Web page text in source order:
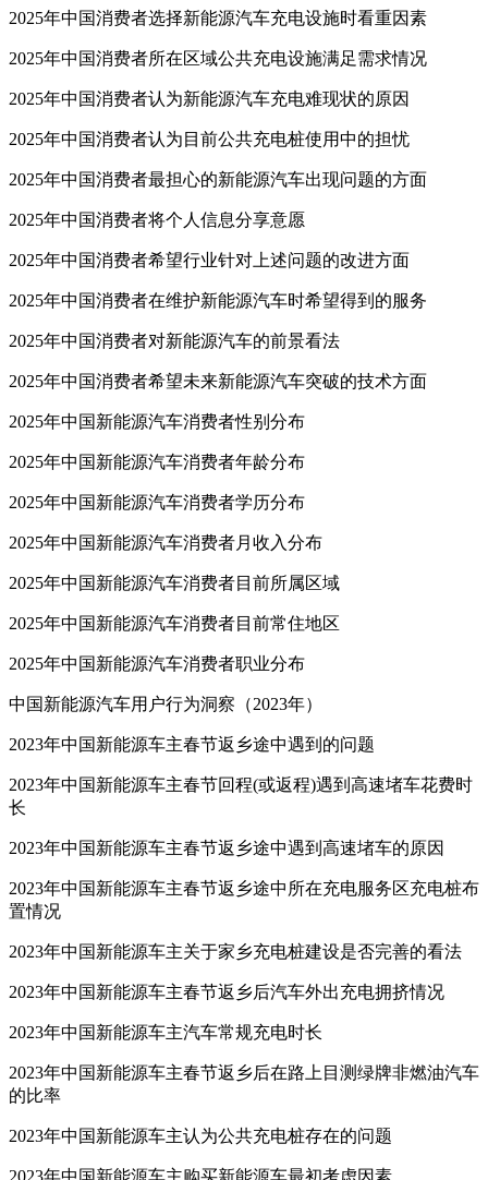
2025年中国消费者选择新能源汽车充电设施时看重因素
2025年中国消费者所在区域公共充电设施满足需求情况
2025年中国消费者认为新能源汽车充电难现状的原因
2025年中国消费者认为目前公共充电桩使用中的担忧
2025年中国消费者最担心的新能源汽车出现问题的方面
2025年中国消费者将个人信息分享意愿
2025年中国消费者希望行业针对上述问题的改进方面
2025年中国消费者在维护新能源汽车时希望得到的服务
2025年中国消费者对新能源汽车的前景看法
2025年中国消费者希望未来新能源汽车突破的技术方面
2025年中国新能源汽车消费者性别分布
2025年中国新能源汽车消费者年龄分布
2025年中国新能源汽车消费者学历分布
2025年中国新能源汽车消费者月收入分布
2025年中国新能源汽车消费者目前所属区域
2025年中国新能源汽车消费者目前常住地区
2025年中国新能源汽车消费者职业分布
中国新能源汽车用户行为洞察（2023年）
2023年中国新能源车主春节返乡途中遇到的问题
2023年中国新能源车主春节回程(或返程)遇到高速堵车花费时
长
2023年中国新能源车主春节返乡途中遇到高速堵车的原因
2023年中国新能源车主春节返乡途中所在充电服务区充电桩布
置情况
2023年中国新能源车主关于家乡充电桩建设是否完善的看法
2023年中国新能源车主春节返乡后汽车外出充电拥挤情况
2023年中国新能源车主汽车常规充电时长
2023年中国新能源车主春节返乡后在路上目测绿牌非燃油汽车
的比率
2023年中国新能源车主认为公共充电桩存在的问题